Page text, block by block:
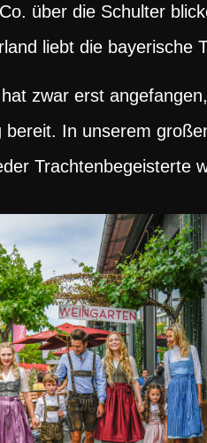
über die Schulter
liebt die bayerische
zwar erst
In unserem
Trachtenbegeisterte